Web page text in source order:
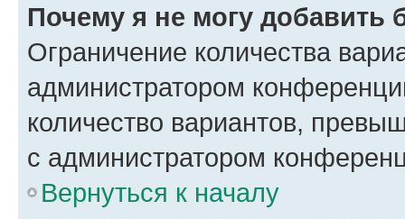
Почему я не могу добавить
Ограничение количества
администратором
количество вариантов,
с администратором
Вернуться к началу